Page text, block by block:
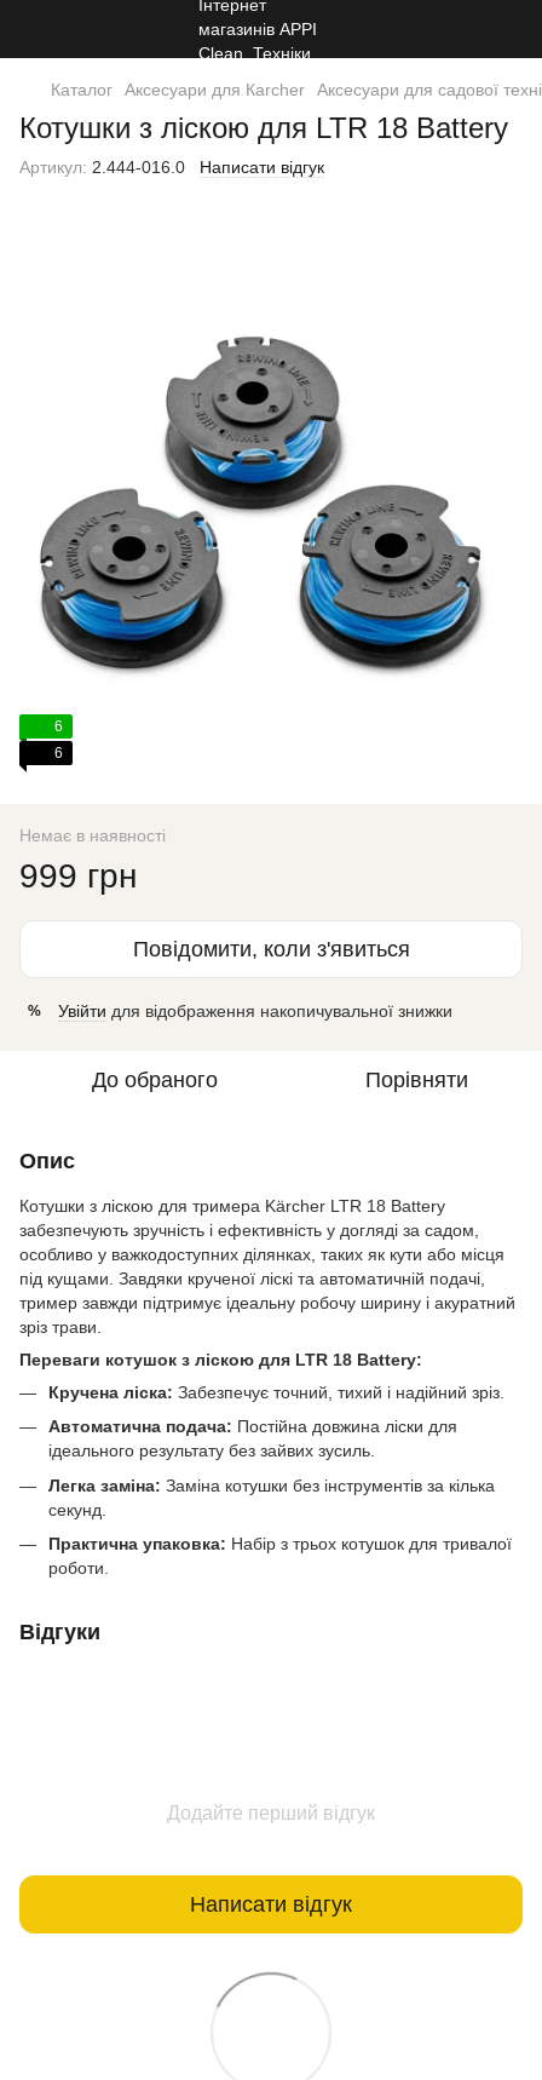
Каталог Аксесуари для Кarcher Аксесуари для садової
Котушки з ліскою для LTR 18 Battery
Артикул: 2.444-016.0 Написати відгук
6
6
Немає в наявності
999 грн
Повідомити, коли з'явиться
% Увійти для відображення накопичувальної знижки
До обраного Порівняти
Опис
Котушки з ліскою для тримера Kärcher LTR 18 Battery
забезпечують зручність і ефективність у догляді за садом,
особливо у важкодоступних ділянках, таких як кути або місця
під кущами. Завдяки крученої ліскі та автоматичній подачі,
тример завжди підтримує ідеальну робочу ширину і акуратний
зріз трави.
Переваги котушок з ліскою для LTR 18 Battery:
Кручена ліска: Забезпечує точний, тихий і надійний зріз.
Автоматична подача: Постійна довжина ліски для
ідеального результату без зайвих зусиль.
Легка заміна: Заміна котушки без інструментів за кілька
секунд.
Практична упаковка: Набір з трьох котушок для тривалої
роботи.
Відгуки
Додайте перший відгук
Написати відгук